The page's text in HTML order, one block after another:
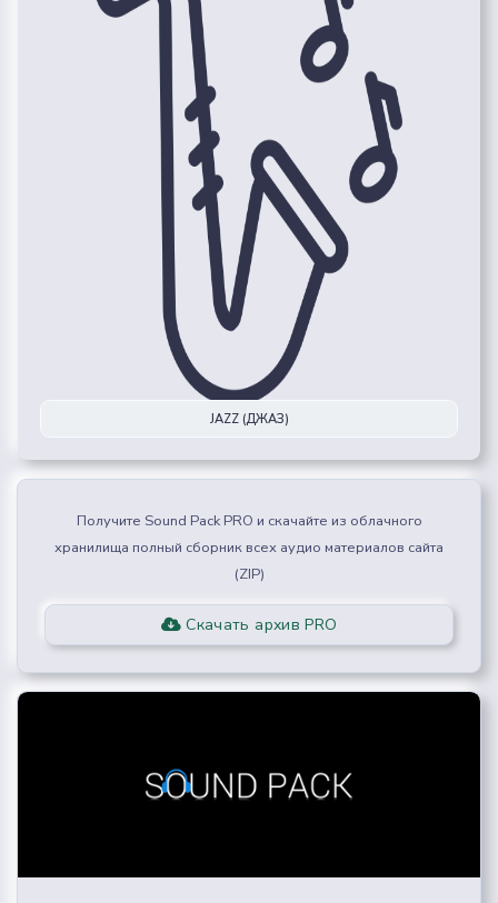
JAZZ (ДЖАЗ)
Получите Sound Pack PRO и скачайте из облачного
хранилища полный сборник всех аудио материалов сайта
(ZIP)
Скачать архив PRO